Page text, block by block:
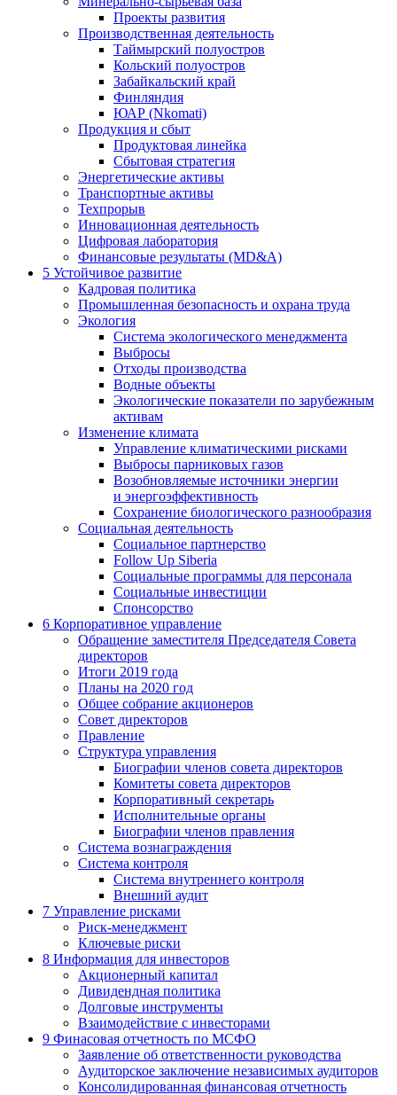
Проекты развития
Производственная деятельность
Таймырский полуостров
Кольский полуостров
Забайкальский край
Финляндия
ЮАР (Nkomati)
Продукция и сбыт
Продуктовая линейка
Сбытовая стратегия
Энергетические активы
Транспортные активы
Техпрорыв
Инновационная деятельность
Цифровая лаборатория
Финансовые результаты (MD&A)
5 Устойчивое развитие
Кадровая политика
Промышленная безопасность и охрана труда
Экология
Система экологического менеджмента
Выбросы
Отходы производства
Водные объекты
Экологические показатели по зарубежным
активам
Изменение климата
Управление климатическими рисками
Выбросы парниковых газов
Возобновляемые источники энергии
и энергоэффективность
Сохранение биологического разнообразия
Социальная деятельность
Социальное партнерство
Follow Up Siberia
Социальные программы для персонала
Социальные инвестиции
Спонсорство
6 Корпоративное управление
Обращение заместителя Председателя Совета
директоров
Итоги 2019 года
Планы на 2020 год
Общее собрание акционеров
Совет директоров
Правление
Структура управления
Биографии членов совета директоров
Комитеты совета директоров
Корпоративный секретарь
Исполнительные органы
Биографии членов правления
Система вознаграждения
Система контроля
Система внутреннего контроля
Внешний аудит
7 Управление рисками
Риск-менеджмент
Ключевые риски
8 Информация для инвесторов
Акционерный капитал
Дивидендная политика
Долговые инструменты
Взаимодействие с инвеcторами
9 Финасовая отчетность по МСФО
Заявление об ответственности руководства
Аудиторское заключение независимых аудиторов
Консолидированная финансовая отчетность